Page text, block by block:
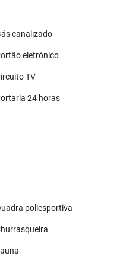
canalizado
eletrônico
TV
24 horas
poliesportiva